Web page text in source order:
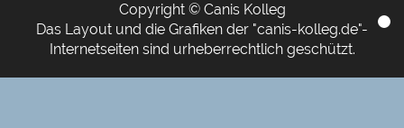
Copyright © Canis Kolleg
Das Layout und die Grafiken der "canis-kolleg.de"-
Internetseiten sind urheberrechtlich geschützt.